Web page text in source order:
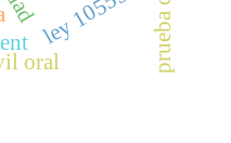
oral
ley 10555